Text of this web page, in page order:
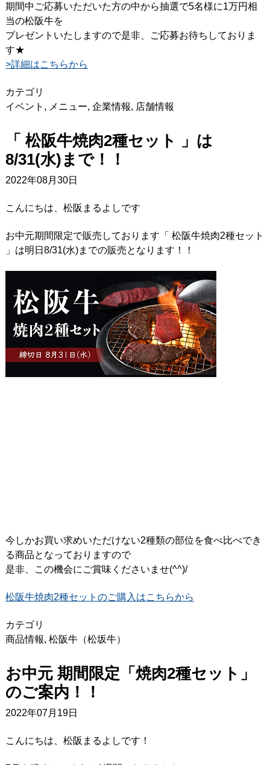
期間中ご応募いただいた方の中から抽選で5名様に1万円相
当の松阪牛を
プレゼントいたしますので是非、ご応募お待ちしておりま
す★
>詳細はこちらから
カテゴリ
イベント , メニュー, 企業情報, 店舗情報
「 松阪牛焼肉2種セット 」は
8/31(水)まで！！
2022年08月30日
こんにちは、松阪まるよしです
お中元期間限定で販売しております「 松阪牛焼肉2種セット
」は明日8/31(水)までの販売となります！！
今しかお買い求めいただけない2種類の部位を食べ比べでき
る商品となっておりますので
是非、この機会にご賞味くださいませ(^^)/
松阪牛焼肉2種セットのご購入はこちらから
カテゴリ
商品情報, 松阪牛（松坂牛）
お中元 期間限定「焼肉2種セット」
のご案内！！
2022年07月19日
こんにちは、松阪まるよしです！